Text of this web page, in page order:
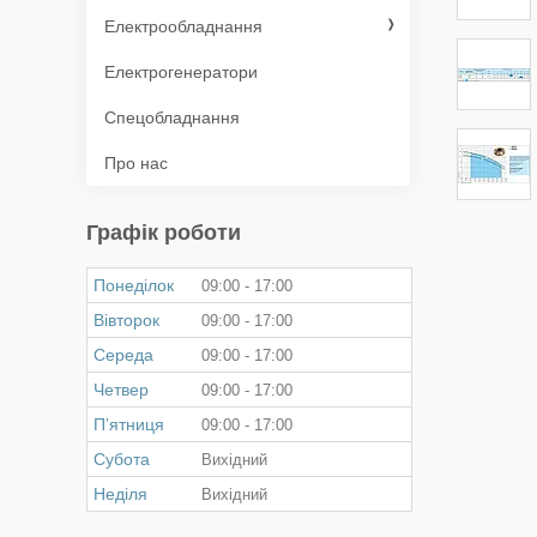
Електрообладнання
Електрогенератори
Спецобладнання
Про нас
Графік роботи
Понеділок 09:00 17:00
Вівторок 09:00 17:00
Середа 09:00 17:00
Четвер 09:00 17:00
Пʼятниця 09:00 17:00
Субота Вихідний
Неділя Вихідний